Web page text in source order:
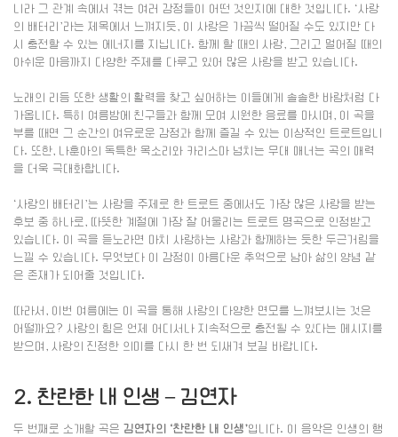
니라 그 관계 속에서 겪는 여러 감정들이 어떤 것인지에 대한 것입니다. ‘사랑
의 배터리’라는 제목에서 느껴지듯, 이 사랑은 가끔씩 떨어질 수도 있지만 다
시 충전할 수 있는 에너지를 지닙니다. 함께 할 때의 사랑, 그리고 멀어질 때의
아쉬운 마음까지 다양한 주제를 다루고 있어 많은 사랑을 받고 있습니다.
노래의 리듬 또한 생활의 활력을 찾고 싶어하는 이들에게 솔솔한 바람처럼 다
가옵니다. 특히 여름밤에 친구들과 함께 모여 시원한 음료를 마시며, 이 곡을
부를 때면 그 순간의 여유로운 감정과 함께 즐길 수 있는 이상적인 트로트입니
다. 또한, 나훈아의 독특한 목소리와 카리스마 넘치는 무대 매너는 곡의 매력
을 더욱 극대화합니다.
‘사랑의 배터리’는 사랑을 주제로 한 트로트 중에서도 가장 많은 사랑을 받는
후보 중 하나로, 따뜻한 계절에 가장 잘 어울리는 트로트 명곡으로 인정받고
있습니다. 이 곡을 듣노라면 마치 사랑하는 사람과 함께하는 듯한 두근거림을
느낄 수 있습니다. 무엇보다 이 감정이 아름다운 추억으로 남아 삶의 양념 같
은 존재가 되어줄 것입니다.
따라서, 이번 여름에는 이 곡을 통해 사랑의 다양한 면모를 느껴보시는 것은
어떨까요? 사랑의 힘은 언제 어디서나 지속적으로 충전될 수 있다는 메시지를
받으며, 사랑의 진정한 의미를 다시 한 번 되새겨 보길 바랍니다.
2. 찬란한 내 인생 – 김연자
두 번째로 소개할 곡은 김연자의 ‘찬란한 내 인생’입니다. 이 음악은 인생의 행